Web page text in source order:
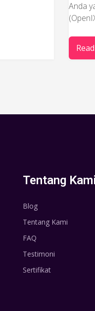
Anda
Tentang Kami
Blog
Tentang Kami
FAQ
Testimoni
Sertifikat